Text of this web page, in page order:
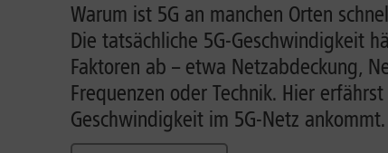
Warum ist 5G an manchen Orten
Die tatsächliche 5G-Geschwindigkeit
Faktoren ab – etwa Netzabdeckung,
Frequenzen oder Technik. Hier
Geschwindigkeit im 5G-Netz ankommt.